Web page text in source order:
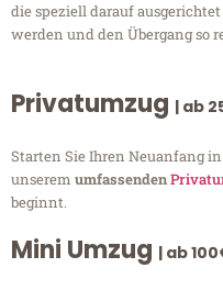
die speziell darauf
werden und den Übergang so
Privatumzug | ab
Starten Sie Ihren Neuanfang
unserem umfassenden
beginnt.
Mini Umzug | ab